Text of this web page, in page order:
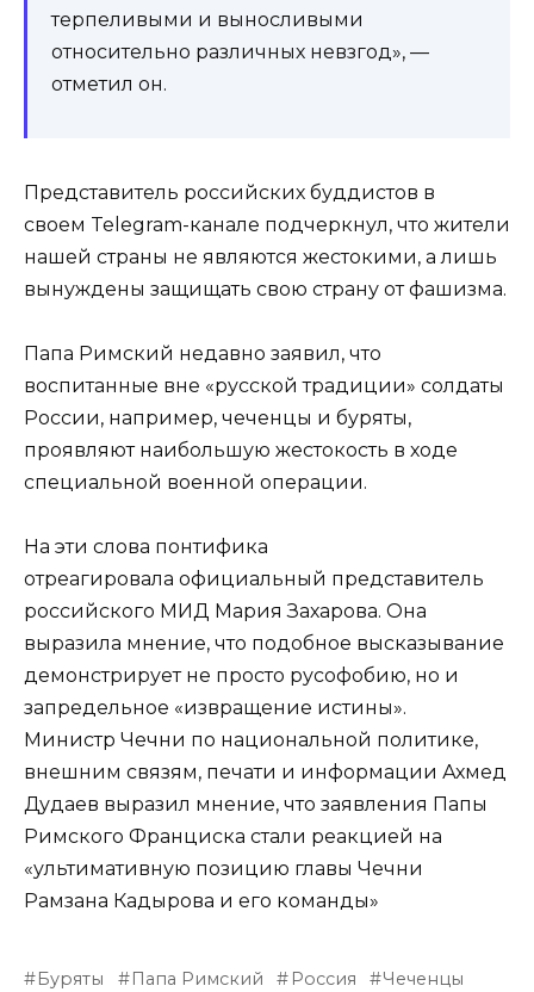
терпеливыми и выносливыми
относительно различных невзгод», —
отметил он.
Представитель российских буддистов в
своем Telegram-канале подчеркнул, что жители
нашей страны не являются жестокими, а лишь
вынуждены защищать свою страну от фашизма.
Папа Римский недавно заявил, что
воспитанные вне «русской традиции» солдаты
России, например, чеченцы и буряты,
проявляют наибольшую жестокость в ходе
специальной военной операции.
На эти слова понтифика
отреагировала официальный представитель
российского МИД Мария Захарова. Она
выразила мнение, что подобное высказывание
демонстрирует не просто русофобию, но и
запредельное «извращение истины».
Министр Чечни по национальной политике,
внешним связям, печати и информации Ахмед
Дудаев выразил мнение, что заявления Папы
Римского Франциска стали реакцией на
«ультимативную позицию главы Чечни
Рамзана Кадырова и его команды»
Буряты Папа Римский Россия Чеченцы